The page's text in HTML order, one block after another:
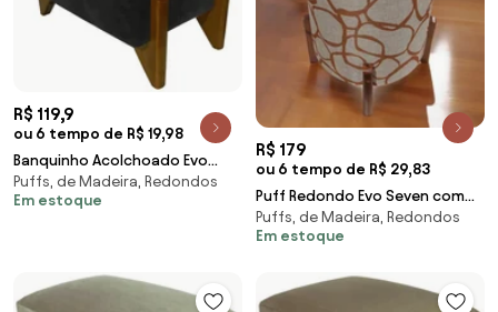
R$ 119,9
ou 6 tempo de R$ 19,98
Banquinho Acolchoado Evo
Retangular Peach Veludo em
Várias Cores - Preto
Puffs, de Madeira, Redondos
Em estoque
R$ 179
ou 6 tempo de R$ 29,83
Puff Redondo Evo Seven com
Pés Escandinavo - Linhas
Marrons
Puffs, de Madeira, Redondos
Em estoque